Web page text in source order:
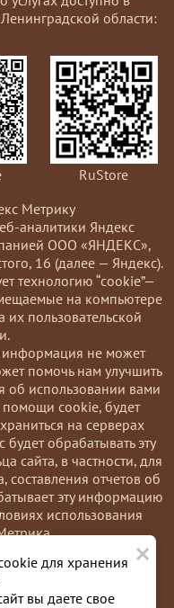
×
для хранения
вы даете свое
области:
RuStore
Метрику
аналитики Яндекс
ООО «ЯНДЕКС»,
16 (далее — Яндекс).
технологию “cookie”—
на компьютере
их пользовательской
не может
помочь нам улучшить
об использовании вами
помощи cookie, будет
на серверах
обрабатывать эту
сайта, в частности, для
составления отчетов об
эту информацию
использования
cookies, выбрав
Также вы можете
—
general/opt-out.html